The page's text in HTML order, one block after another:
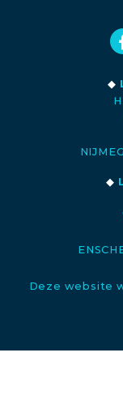
◆
◆
Deze website